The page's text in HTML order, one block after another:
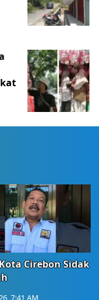
Cirebon Sidak
7:41 AM